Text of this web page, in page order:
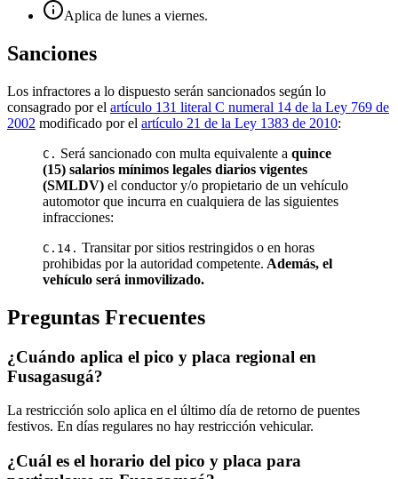
Aplica de lunes a viernes.
Sanciones
Los infractores a lo dispuesto serán sancionados según lo
consagrado por el artículo 131 literal C numeral 14 de la Ley 769 de
2002 modificado por el artículo 21 de la Ley 1383 de 2010:
C. Será sancionado con multa equivalente a quince
(15) salarios mínimos legales diarios vigentes
(SMLDV) el conductor y/o propietario de un vehículo
automotor que incurra en cualquiera de las siguientes
infracciones:
C.14. Transitar por sitios restringidos o en horas
prohibidas por la autoridad competente. Además, el
vehículo será inmovilizado.
Preguntas Frecuentes
¿Cuándo aplica el pico y placa regional en
Fusagasugá?
La restricción solo aplica en el último día de retorno de puentes
festivos. En días regulares no hay restricción vehicular.
¿Cuál es el horario del pico y placa para